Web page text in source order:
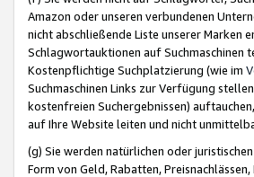
Amazon oder unseren verbundenen
nicht abschließende Liste unserer Marken
Schlagwortauktionen auf Suchmaschinen
Kostenpflichtige Suchplatzierung (wie im
Suchmaschinen Links zur Verfügung
kostenfreien Suchergebnissen)
auf Ihre Website leiten und nicht
(g) Sie werden natürlichen oder
Form von Geld, Rabatten,